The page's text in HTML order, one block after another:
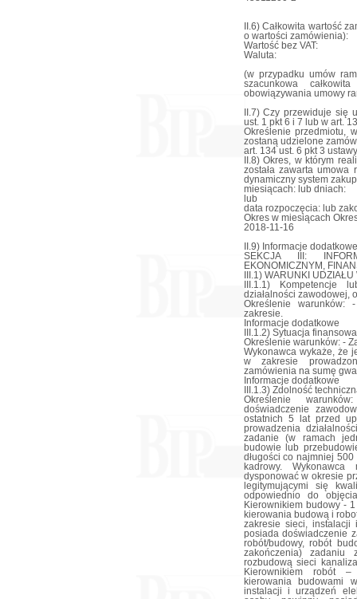
II.6) Całkowita wartość
o wartości zamówienia):
Wartość bez VAT:
Waluta:
(w przypadku umów
szacunkowa
obowiązywania umowy
II.7) Czy przewiduje się
ust. 1 pkt 6 i 7 lub w art.
Określenie przedmiotu,
zostaną udzielone
art. 134 ust. 6 pkt 3
II.8) Okres, w którym
została zawarta umowa
dynamiczny system
miesiącach: lub dniach:
lub
data rozpoczęcia: lub
Okres w miesiącach
2018-11-16
II.9) Informacje
SEKCJA III:
EKONOMICZNYM,
III.1) WARUNKI
III.1.1) Kompetencje
działalności zawodowej,
Określenie
zakresie.
Informacje dodatkowe
III.1.2) Sytuacja
Określenie warunków: -
Wykonawca wykaże, że
w zakresie
zamówienia na sumę
Informacje dodatkowe
III.1.3) Zdolność
Określenie
doświadczenie
ostatnich 5 lat przed
prowadzenia
zadanie (w ramach
budowie lub
długości co najmniej
kadrowy.
dysponować w okresie
legitymującymi się
odpowiednio do
Kierownikiem budowy -
kierowania budową i
zakresie sieci, instalacji
posiada doświadczenie
robót/budowy, robót
zakończenia)
rozbudową sieci
Kierownikiem robót –
kierowania budowami
instalacji i urządzeń